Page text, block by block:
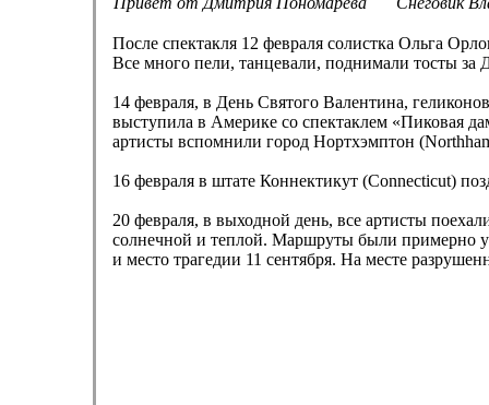
После спектакля 12 февраля солистка Ольга
Все много пели, танцевали, поднимали тосты за
14 февраля, в День Святого Валентина,
выступила в Америке со спектаклем «Пиковая
артисты вспомнили город Нортхэмптон
16 февраля в штате Коннектикут (Connectiсut)
20 февраля, в выходной день, все артисты
солнечной и теплой. Маршруты были примерно у
и место трагедии 11 сентября. На месте